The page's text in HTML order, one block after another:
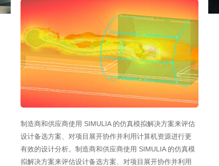
Xflow流体仿真
 查看全部
3DEXPERIENCE Marketplace
BIOVIA生命科学和材料科学
SOLIDWORKS PDM产品数据管理
DriveWorks参数化工具
SOLIDWORKS Inspection质量检验
​SOLIDWORKS Manage项目管理
DELMIA端到端ERP系统
 查看全部
增值服务
增值服务-参数化
增值服务-标准化
可视化&数字孪生技术
Curtain e-locker(易锁)防止资料外泄系统
查看全部
工程设备设计解决方案
航天航空行业解决方案
能源行业数字化解决方案
机械设备行业数字化解决方案
家居行业数字化解决方案
电气柜及电气行业数字化解决方案
企业家
教育工作者
研究人员
学生/初学者
资源下载
技术文章
系统要求
热门视频
精选视频
西南培训中心
走进西南培训中心
认证目录
在线培训
CSWP证书
推荐问答
SolidWorks采购指南：正版软件的成本构成与价值解析
SolidWorks代理商级别全解析：成都恒睿在西南区域凭
什么值得信赖？
SOLIDWORKS购买如何选择代理商？一文看懂避坑指南
3DEXPERIENCE 平台是什么？
SOLIDWORKS都有什么版本？哪个版本好用？
学习SOLIDWORKS需要多长时间?
SOLIDWORKS仿真这块有必要学习吗？
招聘岗位
销售类
技术类
关于恒睿
公司简介
新闻资讯
行业资讯
产品报价
获取SOLIDWORKS报价
软件定制化开发
购买学生版
商务合作
制造商和供应商使用 SIMULIA 的仿真模拟解决方案来评估
设计备选方案、对项目展开协作并利用计算机资源进行更
有效的设计分析。制造商和供应商使用 SIMULIA 的仿真模
拟解决方案来评估设计备选方案、对项目展开协作并利用